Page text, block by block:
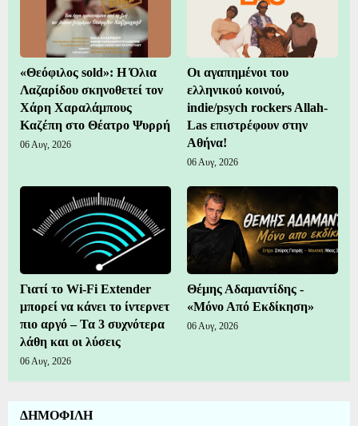
«Θεόφιλος sold»: Η Όλια
Λαζαρίδου σκηνοθετεί τον
Χάρη Χαραλάμπους
Καζέπη στο Θέατρο Ψυρρή
06 Αυγ, 2026
Οι αγαπημένοι του
ελληνικού κοινού,
indie/psych rockers Allah-
Las επιστρέφουν στην
Αθήνα!
06 Αυγ, 2026
Γιατί το Wi-Fi Extender
μπορεί να κάνει το ίντερνετ
πιο αργό – Τα 3 συχνότερα
λάθη και οι λύσεις
06 Αυγ, 2026
Θέμης Αδαμαντίδης -
«Μόνο Από Εκδίκηση»
06 Αυγ, 2026
ΔΗΜΟΦΙΛΗ